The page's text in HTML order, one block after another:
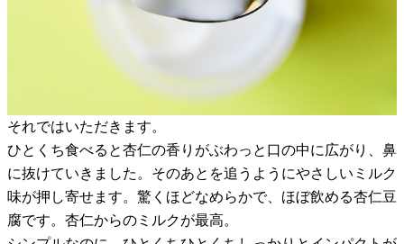
それではいただきます。
ひとくち食べると杏仁の香りがぶわっと口の中に広がり、鼻
に抜けていきました。そのあとを追うようにやさしいミルク
味が押し寄せます。驚くほどなめらかで、ほぼ飲める杏仁豆
腐です。杏仁からのミルクが最高。